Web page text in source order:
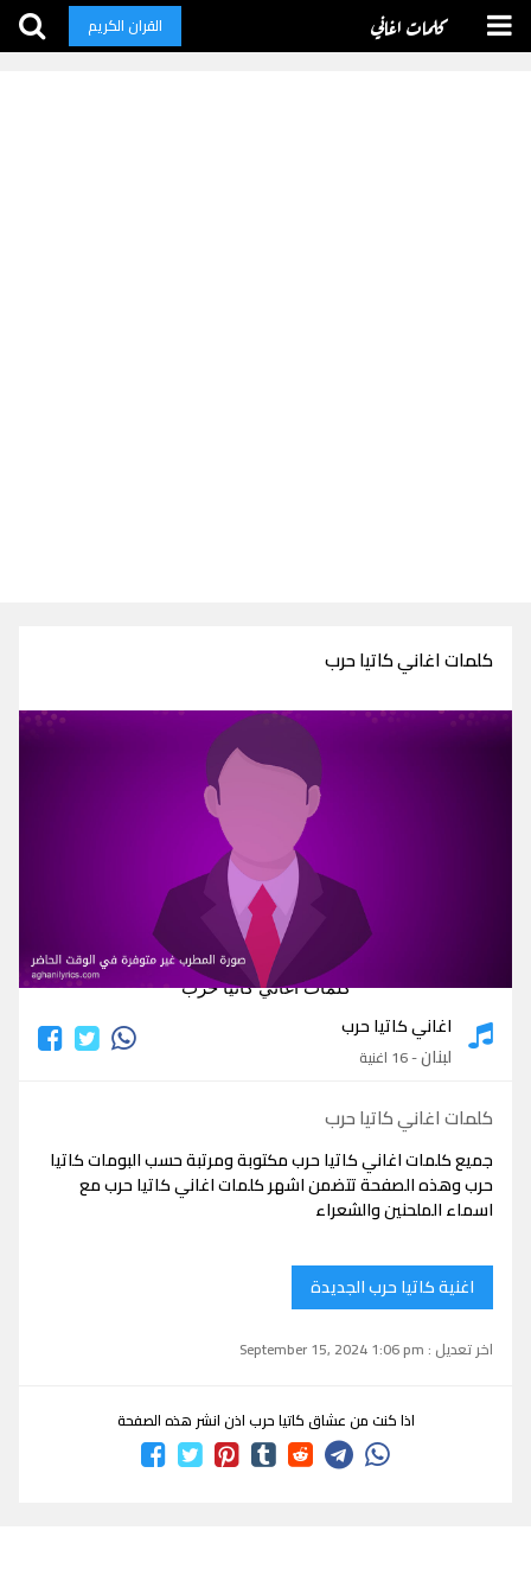
كلمات اغاني القران الكريم
كلمات اغاني كاتيا حرب
كلمات اغاني كاتيا حرب
اغاني كاتيا حرب
لبنان- 16 اغنية
كلمات اغاني كاتيا حرب
جميع كلمات اغاني كاتيا حرب مكتوبة ومرتبة حسب البومات كاتيا
حرب وهذه الصفحة تتضمن اشهر كلمات اغاني كاتيا حرب مع
اسماء الملحنين والشعراء
اغنية كاتيا حرب الجديدة
اخر تعديل : September 15, 2024 1:06 pm
اذا كنت من عشاق كاتيا حرب اذن انشر هذه الصفحة